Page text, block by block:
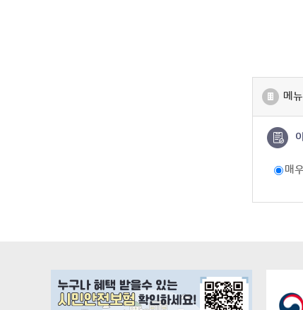
메
매